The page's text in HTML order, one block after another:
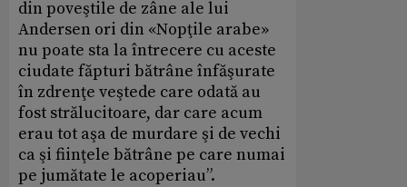
din poveştile de zâne ale lui
Andersen ori din «Nopţile arabe»
nu poate sta la întrecere cu aceste
ciudate făpturi bătrâne înfăşurate
în zdrenţe veştede care odată au
fost strălucitoare, dar care acum
erau tot aşa de murdare şi de vechi
ca şi fiinţele bătrâne pe care numai
pe jumătate le acoperiau”.